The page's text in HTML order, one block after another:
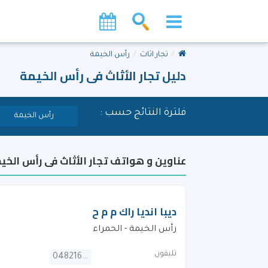
تجار اثاث رأس الخيمة
دليل تجار الأثاث فى رأس الخيمة
فلترة النتائج حسب : رأس الخيمة
عناوين و هواتف تجار الأثاث فى رأس
ديبا انديا راك م م ح
رأس الخيمة - الحمراء
تليفون 048216666